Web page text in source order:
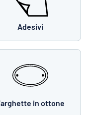
Adesivi
in ottone